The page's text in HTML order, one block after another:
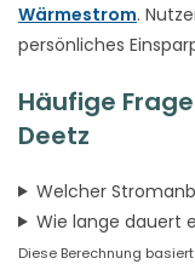
Wärmestrom.
persönliches
Häufige
Deetz
Welcher
Wie lange dauert
Diese Berechnung